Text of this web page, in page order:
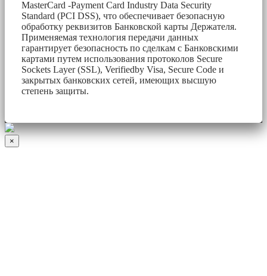
MasterCard -Payment Card Industry Data Security
Standard (PCI DSS), что обеспечивает безопасную
обработку реквизитов Банковской карты Держателя.
Применяемая технология передачи данных
гарантирует безопасность по сделкам с Банковскими
картами путем использования протоколов Secure
Sockets Layer (SSL), Verifiedby Visa, Secure Code и
закрытых банковских сетей, имеющих высшую
степень защиты.
×